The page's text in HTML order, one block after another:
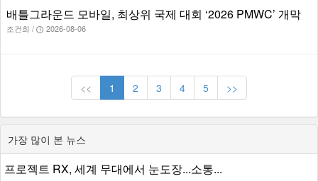
배틀그라운드 모바일, 최상위 국제 대회 ‘2026 PMWC’ 개막
조건희 / 2026-08-06
<< 1 2 3 4 5 >>
가장 많이 본 뉴스
프로젝트 RX, 세계 무대에서 눈도장...소통...